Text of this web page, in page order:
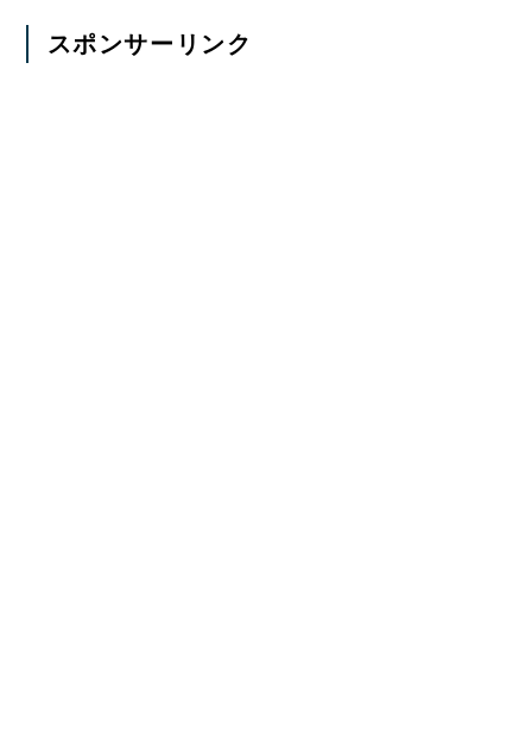
スポンサーリンク